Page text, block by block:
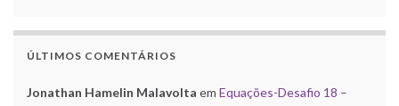
ÚLTIMOS COMENTÁRIOS
Jonathan Hamelin Malavolta em Equações-Desafio 18 –